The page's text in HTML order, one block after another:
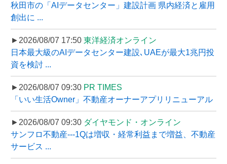
秋田市の「AIデータセンター」建設計画 県内経済と雇用
創出に ...
►2026/08/07 17:50 東洋経済オンライン
日本最大級のAIデータセンター建設､UAEが最大1兆円投
資を検討 ...
►2026/08/07 09:30 PR TIMES
「いい生活Owner」不動産オーナーアプリリニューアル
►2026/08/07 09:30 ダイヤモンド・オンライン
サンフロ不動産---1Qは増収・経常利益まで増益、不動産
サービス ...